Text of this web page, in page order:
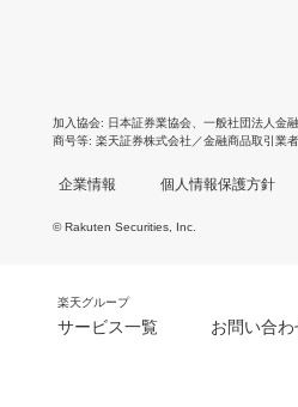
加入協会 日本証券業協会 一般社団法人金
商号等 楽天証券株式会社／金融商品取引業
企業情報 個人情報保護方針
© Rakuten Securities, Inc.
楽天グループ
サービス一覧 お問い合